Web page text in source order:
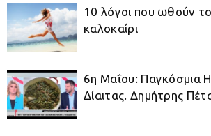
10 λόγοι που ωθούν
καλοκαίρι
6η Μαΐου: Παγκόσμια
Δίαιτας. Δημήτρης